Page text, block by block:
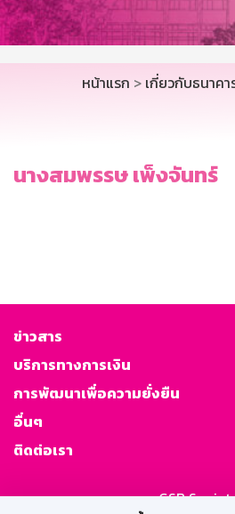
ติดต่อเรา
บริการออนไลน์
TH
EN
หน้าแรก > เกี่ยวกับธนาคา
นางสมพรรษ เพ็งจันทร์
ข่าวสาร
บริการทางการเงิน
การพัฒนาเพื่อความยั่งยืน
อื่นๆ
ติดต่อเรา
GSB